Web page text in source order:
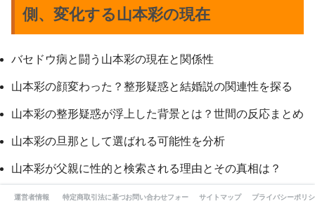
側、変化する山本彩の現在
バセドウ病と闘う山本彩の現在と関係性
山本彩の顔変わった？整形疑惑と結婚説の関連性を探る
山本彩の整形疑惑が浮上した背景とは？世間の反応まとめ
山本彩の旦那として選ばれる可能性を分析
山本彩が父親に性的と検索される理由とその真相は？
山本彩の熱愛報道と過去の恋愛遍歴、接点
運営者情報 特定商取引法に基づく表記お問い合わせフォーム サイトマップ プライバシーポリ